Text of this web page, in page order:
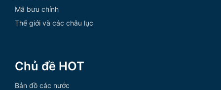
Mã bưu chính
Thế giới và các châu lục
Chủ đề HOT
Bản đồ các nước